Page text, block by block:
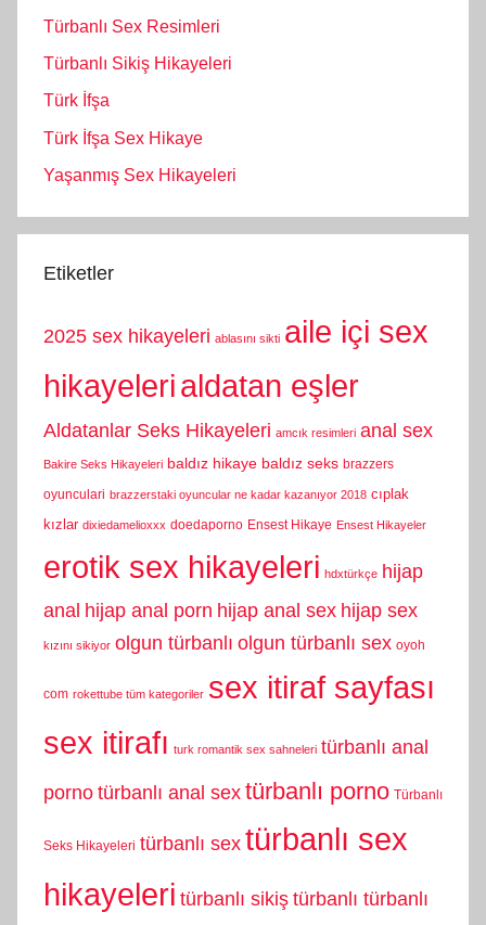
Türbanlı Sex Resimleri
Türbanlı Sikiş Hikayeleri
Türk İfşa
Türk İfşa Sex Hikaye
Yaşanmış Sex Hikayeleri
Etiketler
2025 sex hikayeleri ablasını sikti aile içi sex
hikayelerialdatan eşler
Aldatanlar Seks Hikayeleri amcık resimleri anal sex
Bakire Seks Hikayeleri baldız hikaye baldız seks brazzers
oyunculari brazzerstaki oyuncular ne kadar kazanıyor 2018 cıplak
kızlar dixiedamelioxxx doedaporno Ensest Hikaye Ensest Hikayeler
erotik sex hikayeleri hdxtürkçe hijap
anal hijap anal porn hijap anal sex hijap sex
kızını sikiyor olgun türbanlı olgun türbanlı sex oyoh
com rokettube tüm kategoriler sex itiraf sayfası
sex itirafı turk romantik sex sahneleri türbanlı anal
porno türbanlı anal sex türbanlı porno Türbanlı
Seks Hikayeleri türbanlı sex türbanlı sex
hikayeleri türbanlı sikiş türbanlı türbanlı